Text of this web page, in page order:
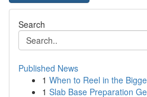
Search
Published News
1 When to Reel in the
1 Slab Base Preparation